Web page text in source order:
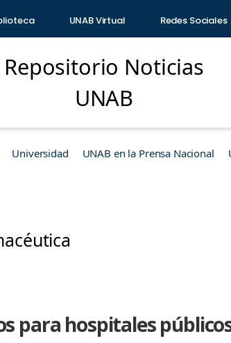
UNAB Virtual Redes Sociales
Repositorio Noticias
UNAB
Universidad UNAB en la Prensa Nacional
para hospitales